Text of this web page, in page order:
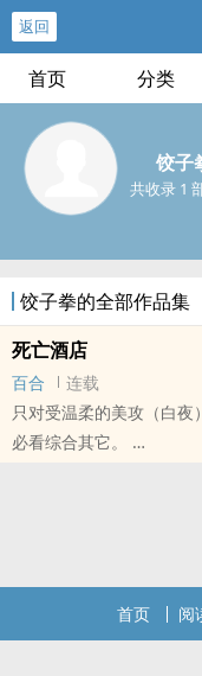
返回
首页 分类
饺子
共收录 1
饺子拳的全部作品集
死亡酒店
百合
连载
只对受温柔的美攻（白
必看综合其它。
首页 阅